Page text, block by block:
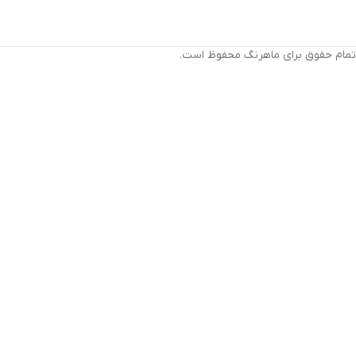
تمام حقوق برای ماهرنگ محفوظ است.